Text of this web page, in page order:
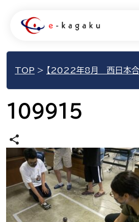
TOP > 【2022年8月 西日本合
109915
share